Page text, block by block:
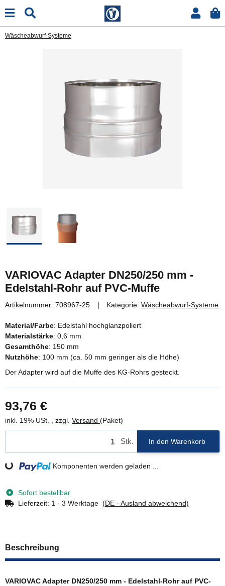
Wäscheabwurf-Systeme
VARIOVAC Adapter DN250/250 mm -
Edelstahl-Rohr auf PVC-Muffe
Artikelnummer: 708967-25 Kategorie: Wäscheabwurf-Systeme
Material/Farbe: Edelstahl hochglanzpoliert
Materialstärke: 0,6 mm
Gesamthöhe: 150 mm
Nutzhöhe: 100 mm (ca. 50 mm geringer als die Höhe)
Der Adapter wird auf die Muffe des KG-Rohrs gesteckt.
93,76 €
inkl. 19% USt. , zzgl. Versand (Paket)
Stk. In den Warenkorb
Loading... Komponenten werden geladen ...
Sofort bestellbar
Lieferzeit: 1 - 3 Werktage (DE - Ausland abweichend)
Beschreibung
VARIOVAC Adapter DN250/250 mm - Edelstahl-Rohr auf PVC-